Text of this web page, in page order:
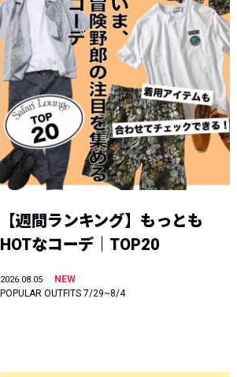
【週間ランキング】もっとも
HOTなコーデ｜TOP20
2026.08.05
NEW
POPULAR OUTFITS 7/29~8/4